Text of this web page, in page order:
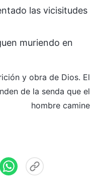
las vicisitudes
muriendo en
y obra de Dios. El
de la senda que el
hombre camine